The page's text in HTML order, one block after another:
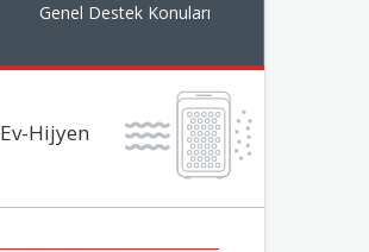
Genel Destek Konuları
Ev-Hijyen